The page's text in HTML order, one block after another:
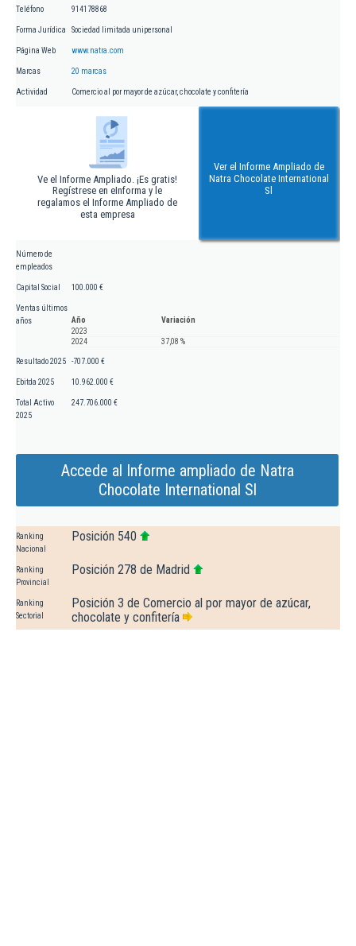
Teléfono 914178868
Forma Jurídica Sociedad limitada unipersonal
Página Web www.natra.com
Marcas 20 marcas
Actividad Comercio al por mayor de azúcar, chocolate y confitería
Ve el Informe Ampliado. ¡Es gratis!
Regístrese en eInforma y le
regalamos el Informe Ampliado de
esta empresa
Ver el Informe Ampliado de
Natra Chocolate International
Sl
Número de
empleados
Capital Social 100.000 €
Ventas últimos
años
Año
Variación
2023
2024
37,08 %
Resultado 2025 -707.000 €
Ebitda 2025 10.962.000 €
Total Activo
2025
247.706.000 €
Accede al Informe ampliado de Natra
Chocolate International Sl
Ranking
Nacional
Posición 540
Ranking
Provincial
Posición 278 de Madrid
Ranking
Sectorial
Posición 3 de Comercio al por mayor de azúcar,
chocolate y confitería